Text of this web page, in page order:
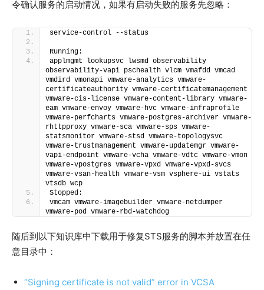
令确认服务的启动情况，如果有启动失败的服务先忽略：
service-control --status
Running:
applmgmt lookupsvc lwsmd observability
observability-vapi pschealth vlcm vmafdd vmcad
vmdird vmonapi vmware-analytics vmware-
certificateauthority vmware-certificatemanagement
vmware-cis-license vmware-content-library vmware-
eam vmware-envoy vmware-hvc vmware-infraprofile
vmware-perfcharts vmware-postgres-archiver vmware-
rhttpproxy vmware-sca vmware-sps vmware-
statsmonitor vmware-stsd vmware-topologysvc
vmware-trustmanagement vmware-updatemgr vmware-
vapi-endpoint vmware-vcha vmware-vdtc vmware-vmon
vmware-vpostgres vmware-vpxd vmware-vpxd-svcs
vmware-vsan-health vmware-vsm vsphere-ui vstats
vtsdb wcp
Stopped:
vmcam vmware-imagebuilder vmware-netdumper
vmware-pod vmware-rbd-watchdog
随后到以下知识库中下载用于修复STS服务的脚本并放置在任
意目录中：
“Signing certificate is not valid” error in VCSA